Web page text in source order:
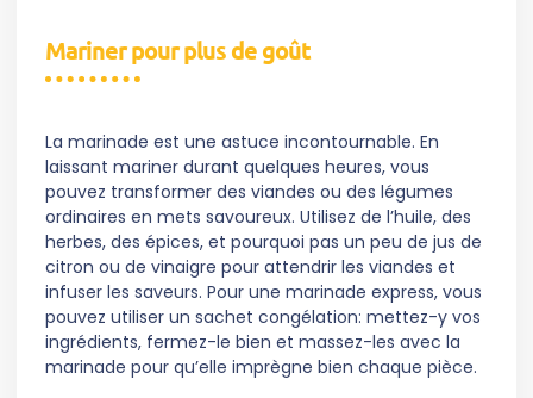
Mariner pour plus de goût
La marinade est une astuce incontournable. En
laissant mariner durant quelques heures, vous
pouvez transformer des viandes ou des légumes
ordinaires en mets savoureux. Utilisez de l’huile, des
herbes, des épices, et pourquoi pas un peu de jus de
citron ou de vinaigre pour attendrir les viandes et
infuser les saveurs. Pour une marinade express, vous
pouvez utiliser un sachet congélation: mettez-y vos
ingrédients, fermez-le bien et massez-les avec la
marinade pour qu’elle imprègne bien chaque pièce.